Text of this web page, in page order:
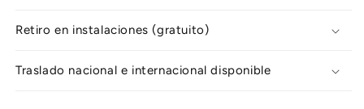
Retiro en instalaciones (gratuito)
Traslado nacional e internacional disponible